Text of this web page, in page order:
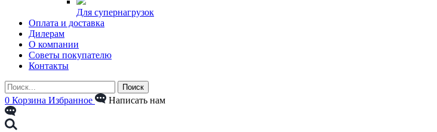
Для супернагрузок
Оплата и доставка
Дилерам
О компании
Советы покупателю
Контакты
0 Корзина Избранное Написать нам